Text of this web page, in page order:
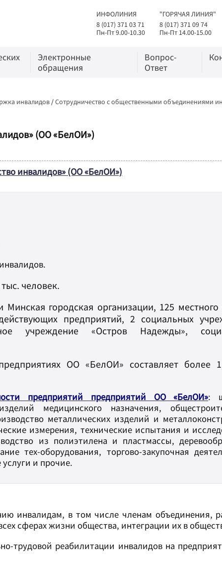
ИНФОЛИНИЯ
8 (017) 371 03 71
Пн-Пт 9.00-10.30
"ГОРЯЧАЯ ЛИНИЯ"
8 (017) 371 09 74
Пн-Пт 14.00-15.00
Электронные
обращения
Вопрос-
Ответ
инвалидов /Сотрудничество с общественными объединениями
(ОО «БелОИ»)
инвалидов» (ОО «БелОИ»)
человек.
городская организации, 125 местного
предприятий, 2 социальных
учреждение «Остров Надежды»,
ОО «БелОИ» составляет более
предприятий предприятий ОО «БелОИ»:
медицинского назначения,
металлических изделий и
измерения, технические испытания и
из полиэтилена и пластмассы,
тех-оборудования, торгово-закупочная
и прочие.
инвалидам, в том числе членам объединения,
сферах жизни общества, интеграции их в
трудовой реабилитации инвалидов на